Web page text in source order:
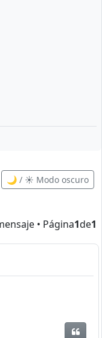
🌙 / ☀️ Modo oscuro
• Página1de1